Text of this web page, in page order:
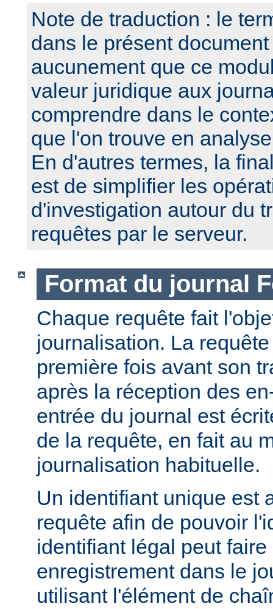
Note de traduction : le
dans le présent
aucunement que ce
valeur juridique aux
comprendre dans le
que l'on trouve en
En d'autres termes, la
est de simplifier les
d'investigation autour du
requêtes par le serveur.
Format du journal
Chaque requête fait
journalisation. La
première fois avant son
après la réception des
entrée du journal est
de la requête, en fait au
journalisation habituelle.
Un identifiant unique est
requête afin de pouvoir
identifiant légal peut
enregistrement dans le
utilisant l'élément de